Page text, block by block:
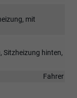
mit
Sitzheizung hinten,
Fahrer